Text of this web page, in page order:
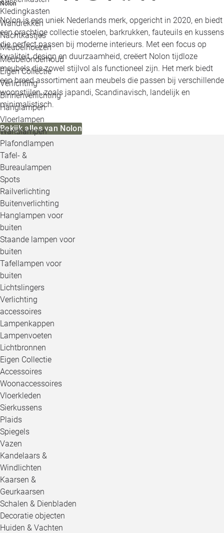
Kledingkasten
Wandrekken
Nachtkastjes
Meubelhoezen
Meubelonderhoud
Eigen Collectie
Verlichting
Binnenverlichting
Hanglampen
Vloerlampen
Wandlampen
Plafondlampen
Tafel- &
Bureaulampen
Spots
Railverlichting
Buitenverlichting
Hanglampen voor
buiten
Staande lampen voor
buiten
Tafellampen voor
buiten
Lichtslingers
Verlichting
accessoires
Lampenkappen
Lampenvoeten
Lichtbronnen
Eigen Collectie
Accessoires
Woonaccessoires
Vloerkleden
Sierkussens
Plaids
Spiegels
Vazen
Kandelaars &
Windlichten
Kaarsen &
Geurkaarsen
Schalen & Dienbladen
Decoratie objecten
Huiden & Vachten
Nolon
Nolon is een uniek Nederlands merk, opgericht in 2020, en biedt
een prachtige collectie stoelen, barkrukken, fauteuils en kussens
die perfect passen bij moderne interieurs. Met een focus op
kwaliteit, design en duurzaamheid, creëert Nolon tijdloze
meubels die zowel stijlvol als functioneel zijn. Het merk biedt
een breed assortiment aan meubels die passen bij verschillende
woonstijlen, zoals japandi, Scandinavisch, landelijk en
minimalistisch.
Bekijk alles van Nolon